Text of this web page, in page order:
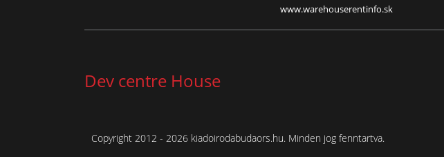
www.warehouserentinfo.sk
Dev centre House
Copyright 2012 - 2026 kiadoirodabudaors.hu. Minden jog fenntartva.